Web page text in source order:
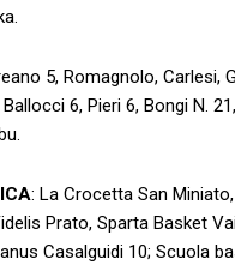
5, Romagnolo, Carlesi,
6, Pieri 6, Bongi N.
: La Crocetta San
Prato, Sparta Basket
Casalguidi 10; Scuola